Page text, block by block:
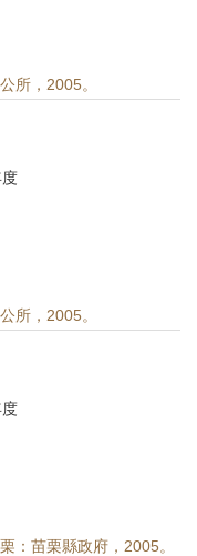
所，2005。
所，2005。
：苗栗縣政府，2005。